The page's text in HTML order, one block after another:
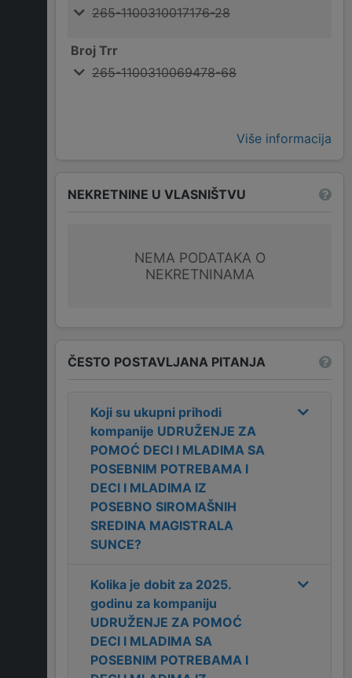
265-1100310017176-28
Broj Trr
265-1100310069478-68
Više informacija
NEKRETNINE U VLASNIŠTVU
NEMA PODATAKA O
NEKRETNINAMA
ČESTO POSTAVLJANA PITANJA
Koji su ukupni prihodi
kompanije UDRUŽENJE ZA
POMOĆ DECI I MLADIMA SA
POSEBNIM POTREBAMA I
DECI I MLADIMA IZ
POSEBNO SIROMAŠNIH
SREDINA MAGISTRALA
SUNCE?
Kolika je dobit za 2025.
godinu za kompaniju
UDRUŽENJE ZA POMOĆ
DECI I MLADIMA SA
POSEBNIM POTREBAMA I